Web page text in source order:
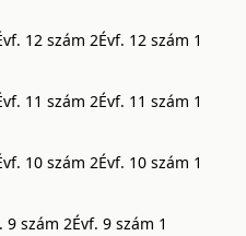
12 szám 2Évf. 12 szám 1
11 szám 2Évf. 11 szám 1
10 szám 2Évf. 10 szám 1
9 szám 2Évf. 9 szám 1